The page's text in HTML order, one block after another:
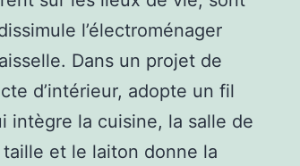
l’électroménager
Dans un projet de
d’intérieur, adopte un fil
intègre la cuisine, la salle de
et le laiton donne la